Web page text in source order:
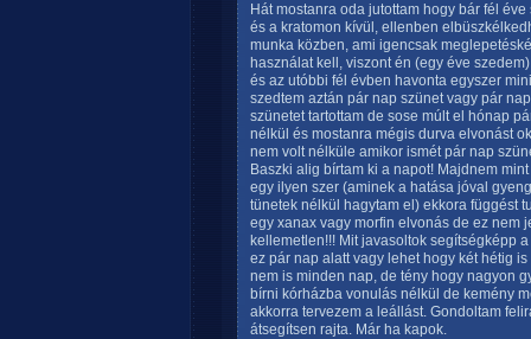
Hát mostanra oda jutottam hogy bár fél
és a kratomon kívül, ellenben
munka közben, ami igencsak
használat kell, viszont én (egy éve
és az utóbbi fél évben havonta egyszer
szedtem aztán pár nap szünet vagy pár
szünetet tartottam de sose múlt el hónap
nélkül és mostanra mégis durva elvonást
nem volt nélküle amikor ismét pár nap
Baszki alig bírtam ki a napot! Majdnem
egy ilyen szer (aminek a hatása jóval
tünetek nélkül hagytam el) ekkora függést
egy xanax vagy morfin elvonás de ez nem
kellemetlen!!! Mit javasoltok segítségképp
ez pár nap alatt vagy lehet hogy két hétig
nem is minden nap, de tény hogy nagyon
bírni kórházba vonulás nélkül de kemény
akkorra tervezem a leállást. Gondoltam
átsegítsen rajta. Már ha kapok.